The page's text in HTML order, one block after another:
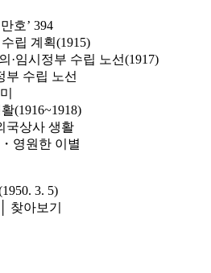
호’ 394
립 계획(1915)
·임시정부 수립 노선(1917)
부 수립 노선
(1916~1918)
국상사 생활
영원한 이별
3. 5)
찾아보기